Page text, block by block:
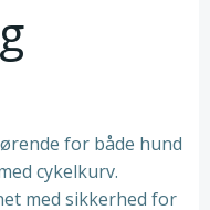
for både hund
cykelkurv.
med sikkerhed for